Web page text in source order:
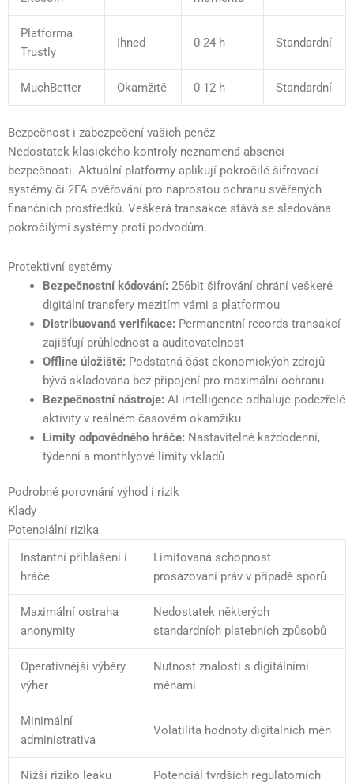
Platforma
Trustly
Ihned 0-24 h Standardní
MuchBetter Okamžitě 0-12 h Standardní
Bezpečnost i zabezpečení vašich peněz
Nedostatek klasického kontroly neznamená absenci
bezpečnosti. Aktuální platformy aplikují pokročilé šifrovací
systémy či 2FA ověřování pro naprostou ochranu svěřených
finančních prostředků. Veškerá transakce stává se sledována
pokročilými systémy proti podvodům.
Protektivní systémy
Bezpečnostní kódování: 256bit šifrování chrání veškeré
digitální transfery mezitím vámi a platformou
Distribuovaná verifikace: Permanentní records transakcí
zajišťují průhlednost a auditovatelnost
Offline úložiště: Podstatná část ekonomických zdrojů
bývá skladována bez připojení pro maximální ochranu
Bezpečnostní nástroje: AI intelligence odhaluje podezřelé
aktivity v reálném časovém okamžiku
Limity odpovědného hráče: Nastavitelné každodenní,
týdenní a monthlyové limity vkladů
Podrobné porovnání výhod i rizik
Klady
Potenciální rizika
Instantní přihlášení i
hráče
Limitovaná schopnost
prosazování práv v případě sporů
Maximální ostraha
anonymity
Nedostatek některých
standardních platebních způsobů
Operativnější výběry
výher
Nutnost znalosti s digitálními
měnami
Minimální
administrativa
Volatilita hodnoty digitálních měn
Nižší riziko leaku
Potenciál tvrdších regulatorních